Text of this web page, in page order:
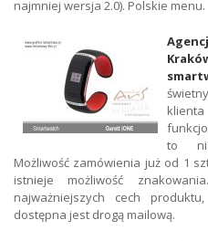
najmniej wersja 2.0). Polskie menu.
to
Możliwość zamówienia już od 1
istnieje możliwość
najważniejszych cech
dostępna jest drogą mailową.